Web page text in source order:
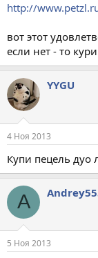
http://
вот этот
если нет - то
YYGU
4 Ноя 2013
Купи пецель дуо
A
5 Ноя 2013